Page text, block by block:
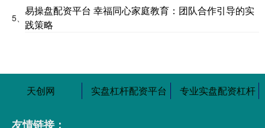
5、
易操盘配资平台 幸福同心家庭教育：团队合作引导的实
践策略
天创网 实盘杠杆配资平台 专业实盘配资杠杆
友情链接：